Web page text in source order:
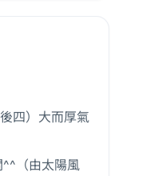
四）大而厚氣
（由太陽風